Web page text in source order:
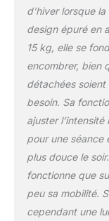
d’hiver lorsque
design épuré en
15 kg, elle se
encombrer, bien
détachées
besoin. Sa
ajuster
pour une séance
plus douce le
fonctionne que
peu sa mobilité.
cependant une